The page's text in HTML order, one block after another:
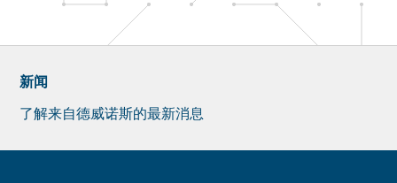
新闻
了解来自德威诺斯的最新消息